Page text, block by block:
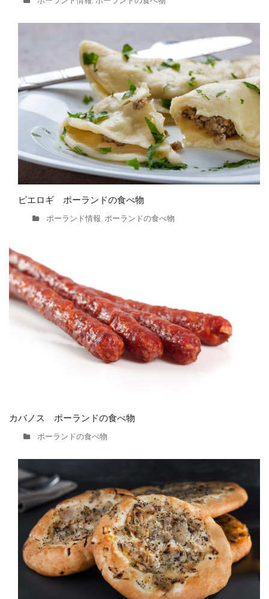
ピエロギ ポーランドの食べ物
ポーランド情報, ポーランドの食べ物
カバノス ポーランドの食べ物
ポーランドの食べ物